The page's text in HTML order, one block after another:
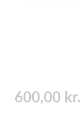
600,00 kr.